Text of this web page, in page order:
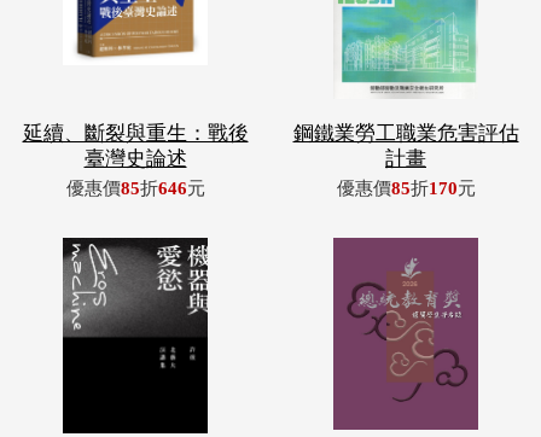
延續、斷裂與重生：戰後
臺灣史論述
優惠價85折646元
鋼鐵業勞工職業危害評估
計畫
優惠價85折170元